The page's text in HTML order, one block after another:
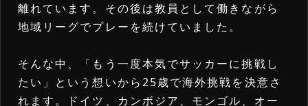
詳細内容確認
離れています。その後は教員として働きながら
地域リーグでプレーを続けていました。
そんな中、「もう一度本気でサッカーに挑戦し
たい」という想いから25歳で海外挑戦を決意さ
れます。ドイツ、カンボジア、モンゴル、オー